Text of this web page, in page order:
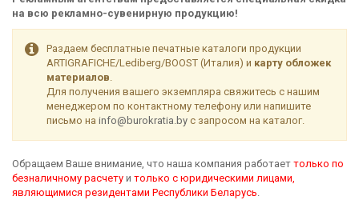
на всю рекламно-сувенирную продукцию!
Раздаем бесплатные печатные каталоги продукции
ARTIGRAFICHE/Lediberg/BOOST (Италия) и карту обложек
материалов.
Для получения вашего экземпляра свяжитесь с нашим
менеджером по контактному телефону или напишите
письмо на info@burokratia.by с запросом на каталог.
Обращаем Ваше внимание, что наша компания работает только по
безналичному расчету и только с юридическими лицами,
являющимися резидентами Республики Беларусь.